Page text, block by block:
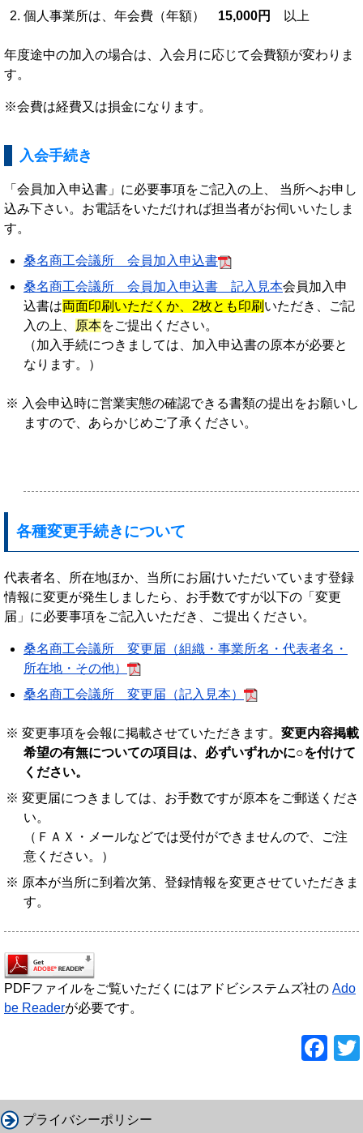
個人事業所は、年会費（年額） 15,000円 以上
年度途中の加入の場合は、入会月に応じて会費額が変わりま
す。
※会費は経費又は損金になります。
入会手続き
「会員加入申込書」に必要事項をご記入の上、 当所へお申し
込み下さい。お電話をいただければ担当者がお伺いいたしま
す。
桑名商工会議所 会員加入申込書
桑名商工会議所 会員加入申込書 記入見本会員加入申
込書は両面印刷いただくか、2枚とも印刷 いただき、ご記
入の上、
原本をご提出ください。
（加入手続につきましては、加入申込書の原本が必要と
なります。）
入会申込時に営業実態の確認できる書類の提出をお願いし
ますので、あらかじめご了承ください。
各種変更手続きについて
代表者名、所在地ほか、当所にお届けいただいています登録
情報に変更が発生しましたら、お手数ですが以下の「変更
届」に必要事項をご記入いただき、ご提出ください。
桑名商工会議所 変更届（組織・事業所名・代表者名・
所在地・その他）
桑名商工会議所 変更届（記入見本）
変更事項を会報に掲載させていただきます。 変更内容掲載
希望の有無についての項目は、必ずいずれかに○を付けて
ください。
変更届につきましては、お手数ですが原本をご郵送くださ
い。
（ＦＡＸ・メールなどでは受付ができませんので、ご注
意ください。）
原本が当所に到着次第、登録情報を変更させていただきま
す。
PDFファイルをご覧いただくにはアドビシステムズ社の Ado
be Readerが必要です。
F
c
プライバシーポリシー